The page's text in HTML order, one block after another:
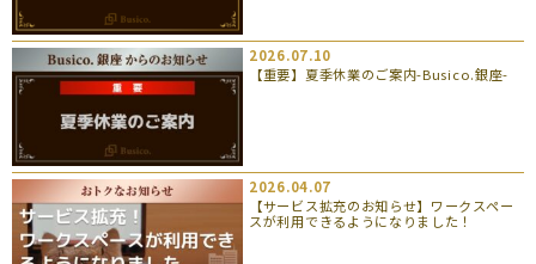
2026.07.10
【重要】夏季休業のご案内-Busico.銀座-
2026.04.07
【サービス拡充のお知らせ】ワークスペー
スが利用できるようになりました！